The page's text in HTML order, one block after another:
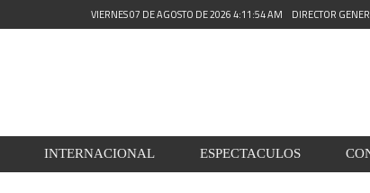
VIERNES 07 DE AGOSTO DE 2026 4:11:56 AM DIRECTOR
INTERNACIONAL ESPECTACULOS